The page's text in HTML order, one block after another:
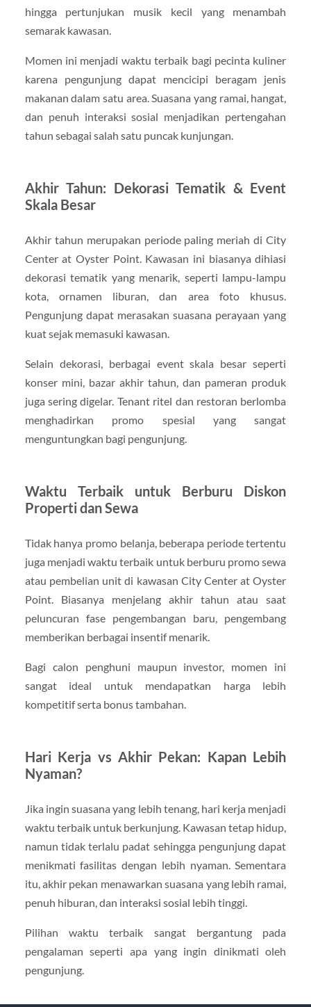
hingga pertunjukan musik kecil yang menambah
semarak kawasan.
Momen ini menjadi waktu terbaik bagi pecinta kuliner
karena pengunjung dapat mencicipi beragam jenis
makanan dalam satu area. Suasana yang ramai, hangat,
dan penuh interaksi sosial menjadikan pertengahan
tahun sebagai salah satu puncak kunjungan.
Akhir Tahun: Dekorasi Tematik & Event
Skala Besar
Akhir tahun merupakan periode paling meriah di City
Center at Oyster Point. Kawasan ini biasanya dihiasi
dekorasi tematik yang menarik, seperti lampu-lampu
kota, ornamen liburan, dan area foto khusus.
Pengunjung dapat merasakan suasana perayaan yang
kuat sejak memasuki kawasan.
Selain dekorasi, berbagai event skala besar seperti
konser mini, bazar akhir tahun, dan pameran produk
juga sering digelar. Tenant ritel dan restoran berlomba
menghadirkan promo spesial yang sangat
menguntungkan bagi pengunjung.
Waktu Terbaik untuk Berburu Diskon
Properti dan Sewa
Tidak hanya promo belanja, beberapa periode tertentu
juga menjadi waktu terbaik untuk berburu promo sewa
atau pembelian unit di kawasan City Center at Oyster
Point. Biasanya menjelang akhir tahun atau saat
peluncuran fase pengembangan baru, pengembang
memberikan berbagai insentif menarik.
Bagi calon penghuni maupun investor, momen ini
sangat ideal untuk mendapatkan harga lebih
kompetitif serta bonus tambahan.
Hari Kerja vs Akhir Pekan: Kapan Lebih
Nyaman?
Jika ingin suasana yang lebih tenang, hari kerja menjadi
waktu terbaik untuk berkunjung. Kawasan tetap hidup,
namun tidak terlalu padat sehingga pengunjung dapat
menikmati fasilitas dengan lebih nyaman. Sementara
itu, akhir pekan menawarkan suasana yang lebih ramai,
penuh hiburan, dan interaksi sosial lebih tinggi.
Pilihan waktu terbaik sangat bergantung pada
pengalaman seperti apa yang ingin dinikmati oleh
pengunjung.